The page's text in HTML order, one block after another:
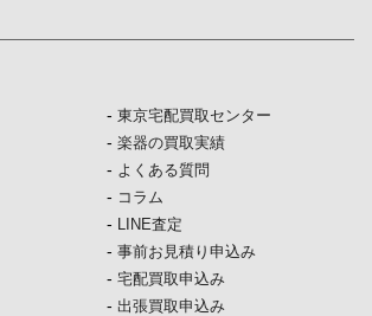
当する場合を除き、個人情報を第三者に開示
ある場合
されるサービスを行なうために当社が業務を
して開示する場合
示することが必要である場合
の正確性及び安全性確保のために、セキュリ
を講じています。
- 東京宅配買取センター
- 楽器の買取実績
- よくある質問
- コラム
- LINE査定
- 事前お見積り申込み
- 宅配買取申込み
- 出張買取申込み